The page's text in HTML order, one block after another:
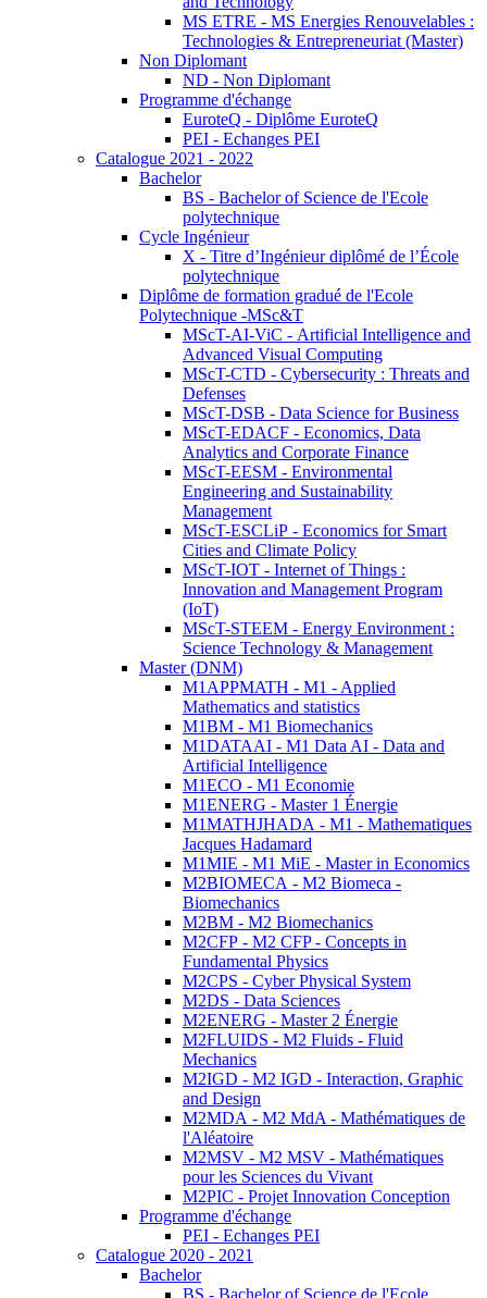
MS ETRE - MS Energies Renouvelables :
Technologies & Entrepreneuriat (Master)
Non Diplomant
ND - Non Diplomant
Programme d'échange
EuroteQ - Diplôme EuroteQ
PEI - Echanges PEI
Catalogue 2021 - 2022
Bachelor
BS - Bachelor of Science de l'Ecole
polytechnique
Cycle Ingénieur
X - Titre d’Ingénieur diplômé de l’École
polytechnique
Diplôme de formation gradué de l'Ecole
Polytechnique -MSc&T
MScT-AI-ViC - Artificial Intelligence and
Advanced Visual Computing
MScT-CTD - Cybersecurity : Threats and
Defenses
MScT-DSB - Data Science for Business
MScT-EDACF - Economics, Data
Analytics and Corporate Finance
MScT-EESM - Environmental
Engineering and Sustainability
Management
MScT-ESCLiP - Economics for Smart
Cities and Climate Policy
MScT-IOT - Internet of Things :
Innovation and Management Program
(IoT)
MScT-STEEM - Energy Environment :
Science Technology & Management
Master (DNM)
M1APPMATH - M1 - Applied
Mathematics and statistics
M1BM - M1 Biomechanics
M1DATAAI - M1 Data AI - Data and
Artificial Intelligence
M1ECO - M1 Economie
M1ENERG - Master 1 Énergie
M1MATHJHADA - M1 - Mathematiques
Jacques Hadamard
M1MIE - M1 MiE - Master in Economics
M2BIOMECA - M2 Biomeca -
Biomechanics
M2BM - M2 Biomechanics
M2CFP - M2 CFP - Concepts in
Fundamental Physics
M2CPS - Cyber Physical System
M2DS - Data Sciences
M2ENERG - Master 2 Énergie
M2FLUIDS - M2 Fluids - Fluid
Mechanics
M2IGD - M2 IGD - Interaction, Graphic
and Design
M2MDA - M2 MdA - Mathématiques de
l'Aléatoire
M2MSV - M2 MSV - Mathématiques
pour les Sciences du Vivant
M2PIC - Projet Innovation Conception
Programme d'échange
PEI - Echanges PEI
Catalogue 2020 - 2021
Bachelor
BS - Bachelor of Science de l'Ecole